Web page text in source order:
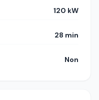
120 kW
28 min
Non